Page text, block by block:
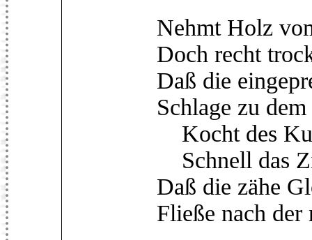
Nehmt Holz
Doch recht
Daß die
Schlage zu
Kocht des
Schnell das
Daß die zähe
Fließe nach der